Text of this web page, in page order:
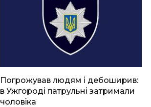
Погрожував людям і дебоширив:
в Ужгороді патрульні затримали
чоловіка